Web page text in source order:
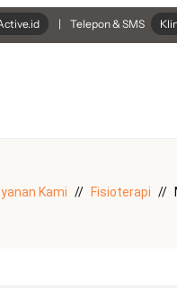
| Telepon & SMS
Kami Fisioterapi